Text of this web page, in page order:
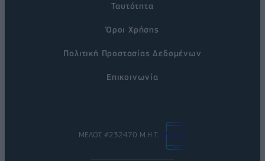
Ταυτότητα
Όροι Χρήσης
Πολιτική Προστασίας Δεδομένων
Επικοινωνία
ΜΕΛΟΣ #232470 Μ.Η.Τ.